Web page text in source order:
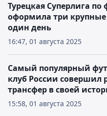
16:47, 01 августа 2025
Турецкая Суперлига по
оформила три крупные
один день
15:58, 01 августа 2025
Самый популярный
клуб России совершил
трансфер в своей